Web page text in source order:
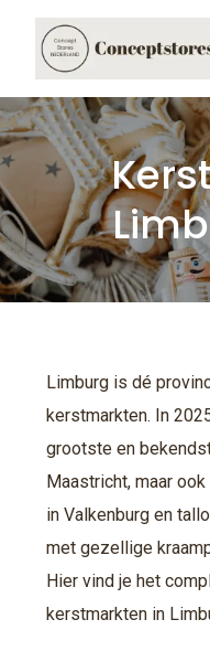
Limburg is dé
kerstmarkten. In
grootste en
Maastricht, maar
in Valkenburg en
met gezellige
Hier vind je het
kerstmarkten in